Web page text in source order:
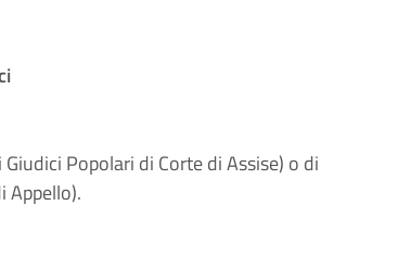
Popolari di Corte di Assise) o di
Appello).